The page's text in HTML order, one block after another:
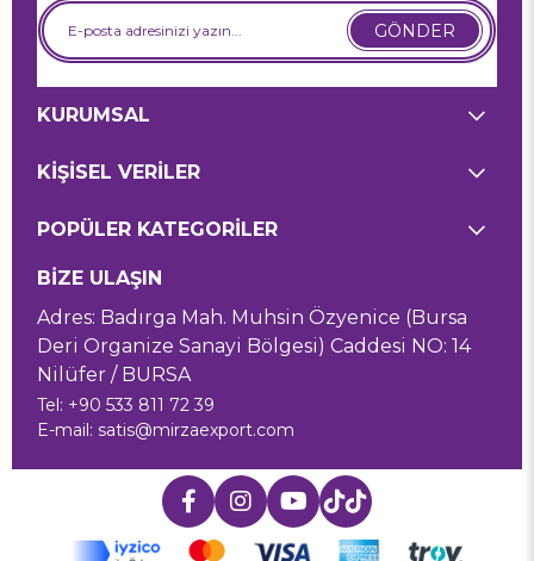
GÖNDER
KURUMSAL
KİŞİSEL VERİLER
POPÜLER KATEGORİLER
BİZE ULAŞIN
Adres: Badırga Mah. Muhsin Özyenice (Bursa
Deri Organize Sanayi Bölgesi) Caddesi NO: 14
Nilüfer / BURSA
Tel: +90 533 811 72 39
E-mail: satis@mirzaexport.com